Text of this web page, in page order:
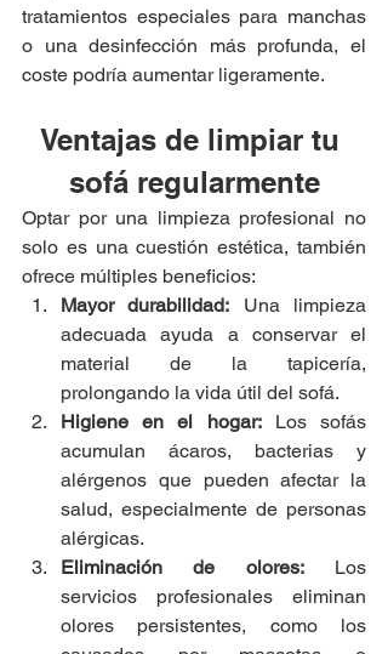
tratamientos especiales para manchas
o una desinfección más profunda, el
coste podría aumentar ligeramente.
Ventajas de limpiar tu
sofá regularmente
Optar por una limpieza profesional no
solo es una cuestión estética, también
ofrece múltiples beneficios:
Mayor durabilidad: Una limpieza
adecuada ayuda a conservar el
material de la tapicería,
prolongando la vida útil del sofá.
Higiene en el hogar: Los sofás
acumulan ácaros, bacterias y
alérgenos que pueden afectar la
salud, especialmente de personas
alérgicas.
Eliminación de olores: Los
servicios profesionales eliminan
olores persistentes, como los